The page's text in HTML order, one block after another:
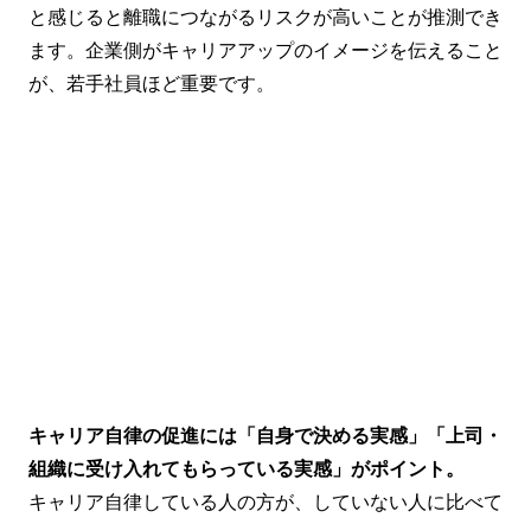
と感じると離職につながるリスクが高いことが推測でき
ます。企業側がキャリアアップのイメージを伝えること
が、若手社員ほど重要です。
キャリア自律の促進には「自身で決める実感」「上司・
組織に受け入れてもらっている実感」がポイント。
キャリア自律している人の方が、していない人に比べて